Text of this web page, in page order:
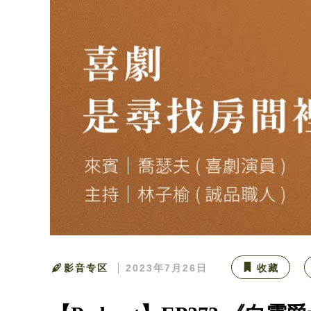
影音专区 2023年7月26日 收藏